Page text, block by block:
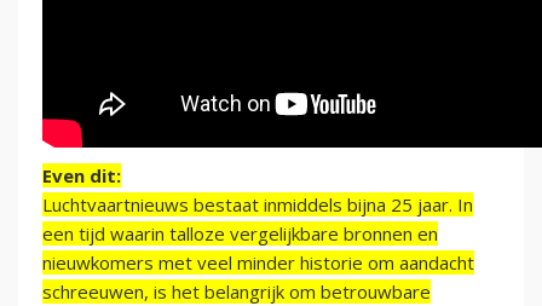
Even dit:
Luchtvaartnieuws bestaat inmiddels bijna 25 jaar. In
een tijd waarin talloze vergelijkbare bronnen en
nieuwkomers met veel minder historie om aandacht
schreeuwen, is het belangrijk om betrouwbare